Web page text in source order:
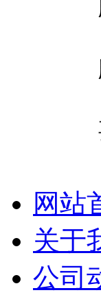
网站
关于
公司